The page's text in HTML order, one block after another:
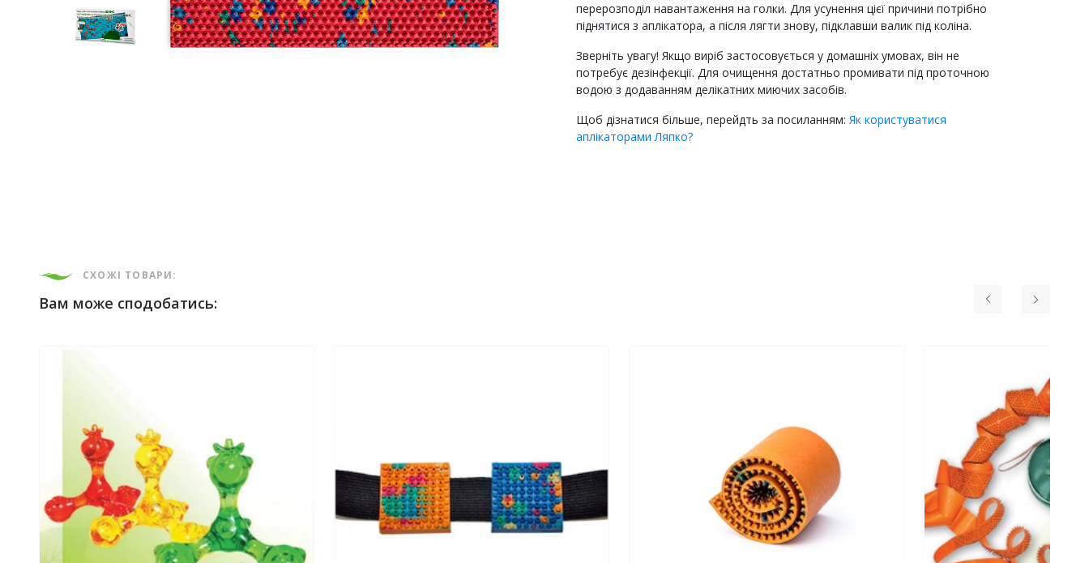
перерозподіл навантаження на голки. Для усунення цієї причини потрібно
піднятися з аплікатора, а після лягти знову, підклавши валик під коліна.
Зверніть увагу! Якщо виріб застосовується у домашніх умовах, він не
потребує дезінфекції. Для очищення достатньо промивати під проточною
водою з додаванням делікатних миючих засобів.
Щоб дізнатися більше, перейдть за посиланням: Як користуватися
аплікаторами Ляпко?
СХОЖІ ТОВАРИ:
Вам може сподобатись: